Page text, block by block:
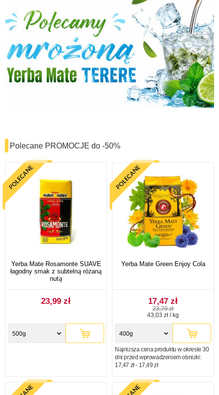
Polecane PROMOCJE do -50%
Yerba Mate Rosamonte SUAVE
łagodny smak z subtelną różaną
nutą
23,99 zł
500g
Yerba Mate Green Enjoy Cola
17,47 zł
23,79 zł
43,03 zł / kg
400g
Najniższa cena produktu w okresie 30
dni przed wprowadzeniem obniżki:
17,47 zł - 17,49 zł